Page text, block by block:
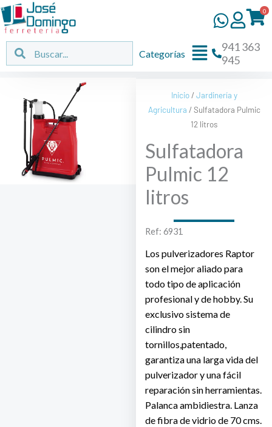
Ir
al
contenido
0
Buscar Buscar
Flyout
Categorías
941 363
945
Inicio/Jardinería y
Agricultura / Sulfatadora Pulmic
12 litros
Sulfatadora
Pulmic 12
litros
Ref: 6931
Los pulverizadores Raptor
son el mejor aliado para
todo tipo de aplicación
profesional y de hobby. Su
exclusivo sistema de
cilindro sin
tornillos,patentado,
garantiza una larga vida del
pulverizador y una fácil
reparación sin herramientas.
Palanca ambidiestra. Lanza
de fibra de vidrio de 70 cms.